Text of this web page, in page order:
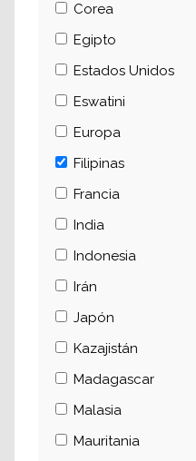
Corea
Egipto
Estados Unidos
Eswatini
Europa
Filipinas
Francia
India
Indonesia
Irán
Japón
Kazajistán
Madagascar
Malasia
Mauritania